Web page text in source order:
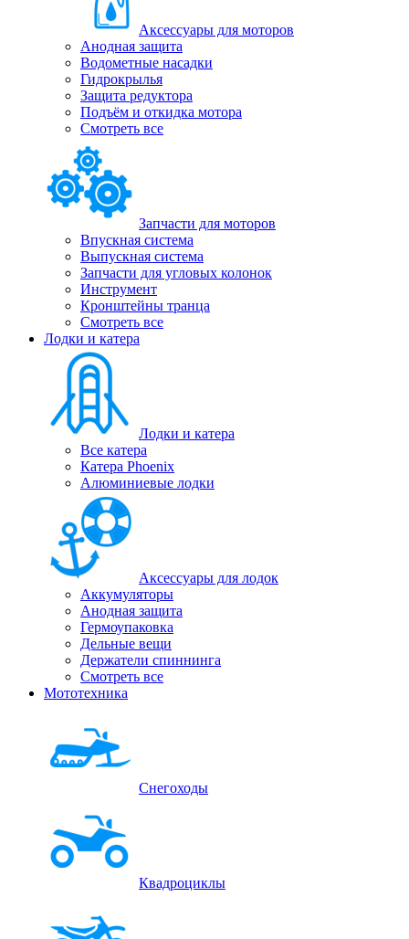
Аксессуары для моторов
Анодная защита
Водометные насадки
Гидрокрылья
Защита редуктора
Подъём и откидка мотора
Смотреть все
Запчасти для моторов
Впускная система
Выпускная система
Запчасти для угловых колонок
Инструмент
Кронштейны транца
Смотреть все
Лодки и катера
Лодки и катера
Все катера
Катера Phoenix
Алюминиевые лодки
Аксессуары для лодок
Аккумуляторы
Анодная защита
Гермоупаковка
Дельные вещи
Держатели спиннинга
Смотреть все
Мототехника
Снегоходы
Квадроциклы